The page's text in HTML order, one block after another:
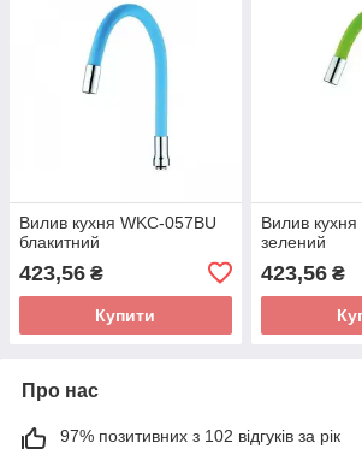
Вилив кухня WKC-057BU
блакитний
423,56 ₴
Купити
Вилив
зелений
423,56₴
Про нас
97% позитивних з 102 відгуків за рік